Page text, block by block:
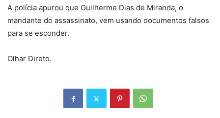
A polícia apurou que Guilherme Dias de Miranda, o
mandante do assassinato, vem usando documentos falsos
para se esconder.
Olhar Direto.